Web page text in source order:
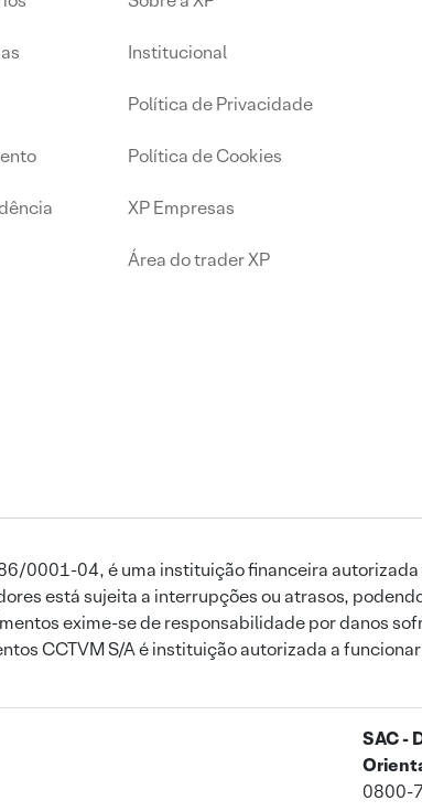
Institucional
Política de Privacidade
Política de Cookies
XP Empresas
Área do trader XP
0001-04, é uma instituição financeira
está sujeita a interrupções ou atrasos,
exime-se de responsabilidade por danos
CCTVM S/A é instituição autorizada a
SAC -
0800-